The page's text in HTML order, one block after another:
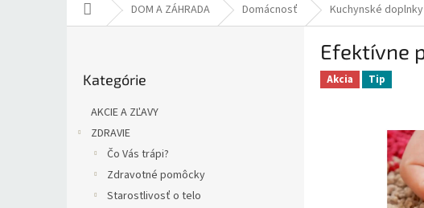
DomovDOM A ZÁHRADA Domácnosť Kuchynské doplnky
kategórie
Kategórie
AKCIE A ZĽAVY
ZDRAVIE
Čo Vás trápi?
Zdravotné pomôcky
Starostlivosť o telo
Efektívne
Akcia Tip